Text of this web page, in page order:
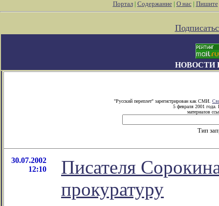
Портал| Содержание| О нас| Пишите
НОВОСТИ
"Русский переплет" зарегистрирован как СМИ.
5 февраля 2001 года.
материалов
Тип
30.07.2002
12:10
Писателя
прокуратуру